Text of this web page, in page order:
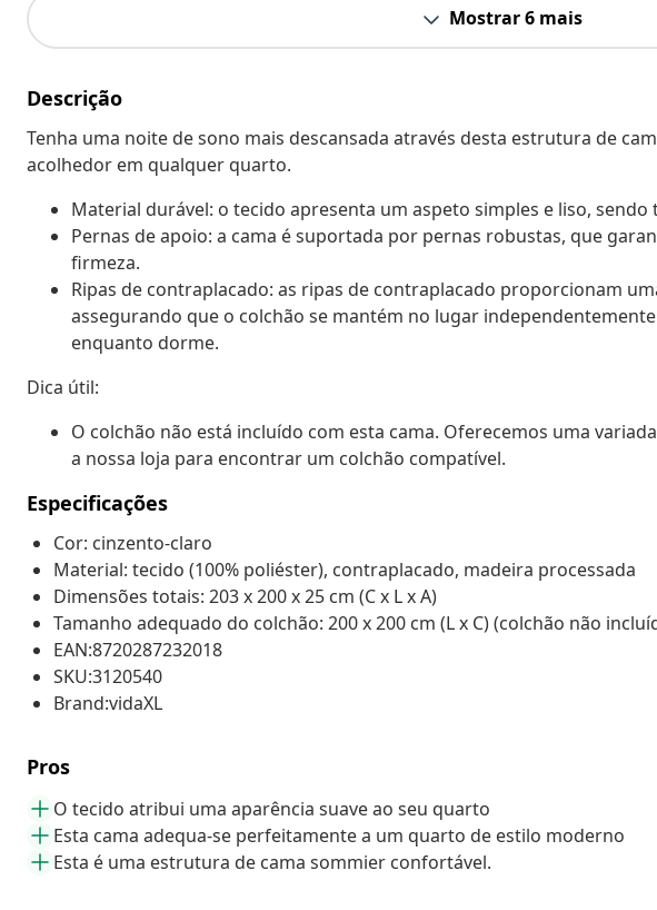
Mostrar 6 mais
Descrição
Tenha uma noite de sono mais descansada através desta estrutura de
acolhedor em qualquer quarto.
Material durável: o tecido apresenta um aspeto simples e liso,
Pernas de apoio: a cama é suportada por pernas robustas, que
firmeza.
Ripas de contraplacado: as ripas de contraplacado proporcionam
assegurando que o colchão se mantém no lugar
enquanto dorme.
Dica útil:
O colchão não está incluído com esta cama. Oferecemos uma
a nossa loja para encontrar um colchão compatível.
Especificações
Cor: cinzento-claro
Material: tecido (100% poliéster), contraplacado, madeira processada
Dimensões totais: 203 x 200 x 25 cm (C x L x A)
Tamanho adequado do colchão: 200 x 200 cm (L x C) (colchão não
EAN:8720287232018
SKU:3120540
Brand:vidaXL
Pros
O tecido atribui uma aparência suave ao seu quarto
Esta cama adequa-se perfeitamente a um quarto de estilo moderno
Esta é uma estrutura de cama sommier confortável.